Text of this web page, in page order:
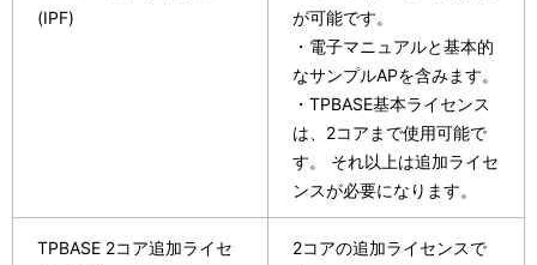
(IPF)
が可能です。
・電子マニュアルと基本的
なサンプルAPを含みます。
・TPBASE基本ライセンス
は、2コアまで使用可能で
す。 それ以上は追加ライセ
ンスが必要になります。
TPBASE 2コア追加ライセ
2コアの追加ライセンスで